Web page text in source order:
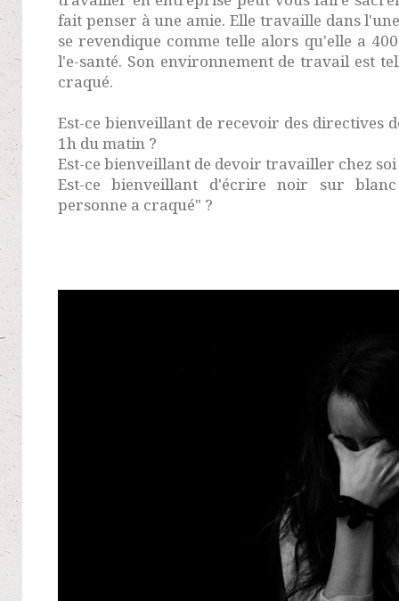
fait penser à une amie. Elle travaille dans
se revendique comme telle alors qu'elle a
l'e-santé. Son environnement de travail est
craqué.
Est-ce bienveillant de recevoir des directives
1h du matin ?
Est-ce bienveillant de devoir travailler chez
Est-ce bienveillant d'écrire noir sur
personne a craqué" ?